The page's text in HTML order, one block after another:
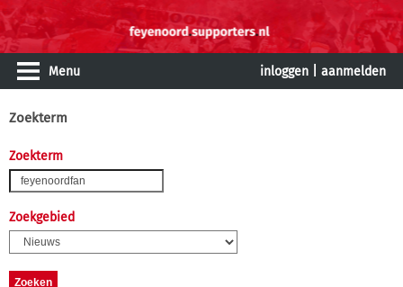
Menu inloggen aanmelden
Zoekterm
Zoekterm
Zoekgebied